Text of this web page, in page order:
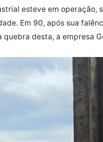
esteve em operação,
Em 90, após sua
quebra desta, a empresa